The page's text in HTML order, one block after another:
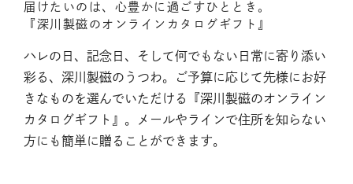
届けたいのは、心豊かに過ごすひととき。
『深川製磁のオンラインカタログギフト』
ハレの日、記念日、そして何でもない日常に寄り添い
彩る、深川製磁のうつわ。ご予算に応じて先様にお好
きなものを選んでいただける『深川製磁のオンライン
カタログギフト』。メールやラインで住所を知らない
方にも簡単に贈ることができます。